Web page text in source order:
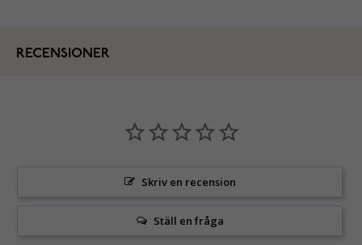
RECENSIONER
Skriv en recension
Ställ en fråga